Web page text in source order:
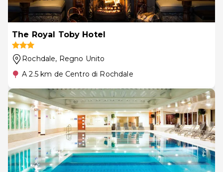
The Royal Toby Hotel
Rochdale, Regno Unito
A 2.5 km de Centro di Rochdale